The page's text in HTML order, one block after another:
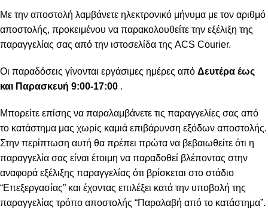
Με την αποστολή λαμβάνετε ηλεκτρονικό μήνυμα με τον αριθμό
αποστολής, προκειμένου να παρακολουθείτε την εξέλιξη της
παραγγελίας σας από την ιστοσελίδα της ACS Courier.
Οι παραδόσεις γίνονται εργάσιμες ημέρες από Δευτέρα έως
και Παρασκευή 9:00-17:00 .
Μπορείτε επίσης να παραλαμβάνετε τις παραγγελίες σας από
το κατάστημα μας χωρίς καμιά επιβάρυνση εξόδων αποστολής.
Στην περίπτωση αυτή θα πρέπει πρώτα να βεβαιωθείτε ότι η
παραγγελία σας είναι έτοιμη να παραδοθεί βλέποντας στην
αναφορά εξέλιξης παραγγελίας ότι βρίσκεται στο στάδιο
“Επεξεργασίας” και έχοντας επιλέξει κατά την υποβολή της
παραγγελίας τρόπο αποστολής “Παραλαβή από το κατάστημα”.